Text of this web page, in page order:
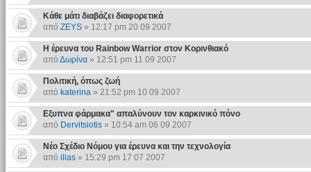
Κάθε μάτι διαβάζει διαφορετικά
από ZEYS» 12:17 pm 20 09 2007
Η έρευνα του Rainbow Warrior στον Κορινθιακό
από Δωρίνα» 12:51 pm 11 09 2007
Πολιτική, όπως ζωή
από katerina» 21:52 pm 10 09 2007
Eξυπνα φάρμακα" απαλύνουν τον καρκινικό πόνο
από Dervitsiotis» 10:54 am 06 09 2007
Νέο Σχέδιο Νόμου για έρευνα και την τεχνολογία
από ilias» 15:29 pm 17 07 2007